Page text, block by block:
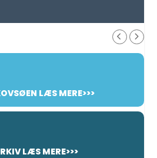
LÆS MERE>>>
LÆS MERE>>>